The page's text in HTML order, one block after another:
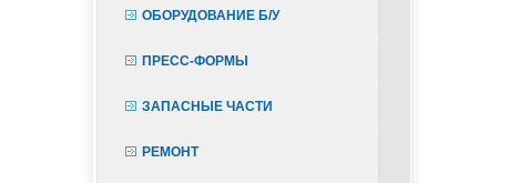
ОБОРУДОВАНИЕ Б/У
ПРЕСС-ФОРМЫ
ЗАПАСНЫЕ ЧАСТИ
РЕМОНТ